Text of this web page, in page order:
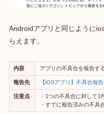
Androidアプリと同じように
らえます。
内容 アプリの不具合を報告す
報告先 【iOSアプリ】不具合報告
注意点
・1つの不具合に対して1
・すでに報告済みの不具